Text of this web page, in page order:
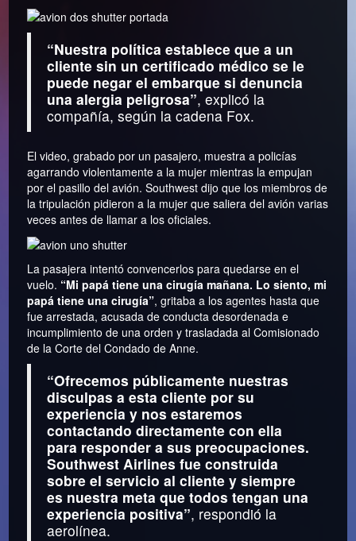
“Nuestra política establece que a un
cliente sin un certificado médico se le
puede negar el embarque si denuncia
una alergia peligrosa”, explicó la
compañía, según la cadena Fox.
El video, grabado por un pasajero, muestra a policías
agarrando violentamente a la mujer mientras la empujan
por el pasillo del avión. Southwest dijo que los miembros de
la tripulación pidieron a la mujer que saliera del avión varias
veces antes de llamar a los oficiales.
La pasajera intentó convencerlos para quedarse en el
vuelo. “Mi papá tiene una cirugía mañana. Lo siento, mi
papá tiene una cirugía”, gritaba a los agentes hasta que
fue arrestada, acusada de conducta desordenada e
incumplimiento de una orden y trasladada al Comisionado
de la Corte del Condado de Anne.
“Ofrecemos públicamente nuestras
disculpas a esta cliente por su
experiencia y nos estaremos
contactando directamente con ella
para responder a sus preocupaciones.
Southwest Airlines fue construida
sobre el servicio al cliente y siempre
es nuestra meta que todos tengan una
experiencia positiva”, respondió la
aerolínea.